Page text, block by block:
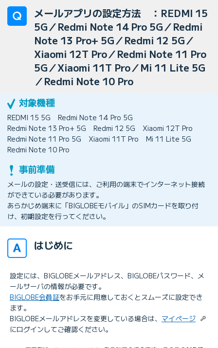
メールアプリの設定方法 ：REDMI 15
5G／Redmi Note 14 Pro 5G／Redmi
Note 13 Pro+ 5G／Redmi 12 5G／
Xiaomi 12T Pro／Redmi Note 11 Pro
5G／Xiaomi 11T Pro／Mi 11 Lite 5G
／Redmi Note 10 Pro
REDMI 15 5G
Redmi Note 14 Pro 5G
Redmi Note 13 Pro+ 5G
Redmi 12 5G
Xiaomi 12T Pro
Redmi Note 11 Pro 5G
Xiaomi 11T Pro
Mi 11 Lite 5G
Redmi Note 10 Pro
メールの設定・送受信には、ご利用の端末でインターネット接続
ができている必要があります。
あらかじめ端末に「BIGLOBEモバイル」のSIMカードを取り付
け、初期設定を行ってください。
はじめに
設定には、BIGLOBEメールアドレス、BIGLOBEパスワード、メ
ールサーバの情報が必要です。
BIGLOBE会員証をお手元に用意しておくとスムーズに設定でき
ます。
BIGLOBEメールアドレスを変更している場合は、 マイページ
にログインしてご確認ください。